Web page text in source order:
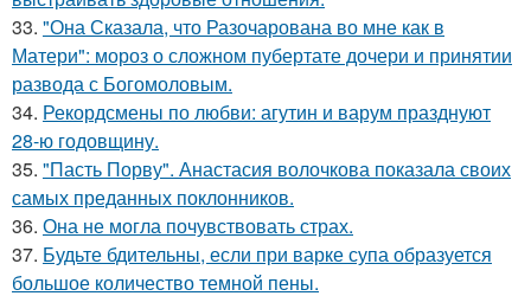
33. "Она Сказала, что Разочарована во мне как в
Матери": мороз о сложном пубертате дочери и принятии
развода с Богомоловым.
34. Рекордсмены по любви: агутин и варум празднуют
28-ю годовщину.
35. "Пасть Порву". Анастасия волочкова показала своих
самых преданных поклонников.
36. Она не могла почувствовать страх.
37. Будьте бдительны, если при варке супа образуется
большое количество темной пены.